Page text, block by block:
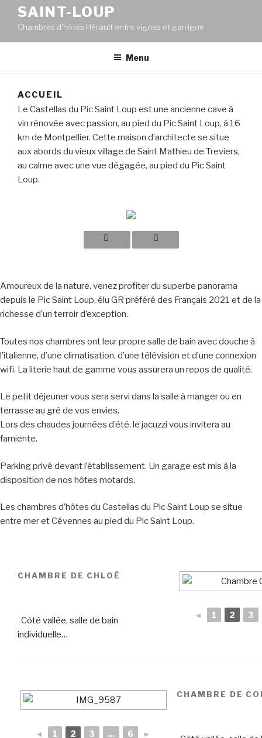
SAINT-LOUP
Chambres d'hôtes Hérault entre vignes et garrigue
Menu
ACCUEIL
Le Castellas du Pic Saint Loup est une ancienne cave à
vin rénovée avec passion, au pied du Pic Saint Loup, à 16
km de Montpellier. Cette maison d’architecte se situe
aux abords du vieux village de Saint Mathieu de Treviers,
au calme avec une vue dégagée, au pied du Pic Saint
Loup.
Amoureux de la nature, venez profiter du superbe panorama
depuis le Pic Saint Loup, élu GR préféré des Français 2021 et de la
richesse d’un terroir d’exception.
Toutes nos chambres ont leur propre salle de bain avec douche à
l’italienne, d’une climatisation, d’une télévision et d’une connexion
wifi. La literie haut de gamme vous assurera un repos de qualité.
Le petit déjeuner vous sera servi dans la salle à manger ou en
terrasse au gré de vos envies.
Lors des chaudes journées d’été, le jacuzzi vous invitera au
farniente.
Parking privé devant l’établissement. Un garage est mis à la
disposition de nos hôtes motards.
Les chambres d’hôtes du Castellas du Pic Saint Loup se situe
entre mer et Cévennes au pied du Pic Saint Loup.
CHAMBRE DE CHLOÉ
Côté vallée, salle de bain
individuelle…
◄ 1 2 3
◄ 1 2 3 ... 6 ►
CHAMBRE DE